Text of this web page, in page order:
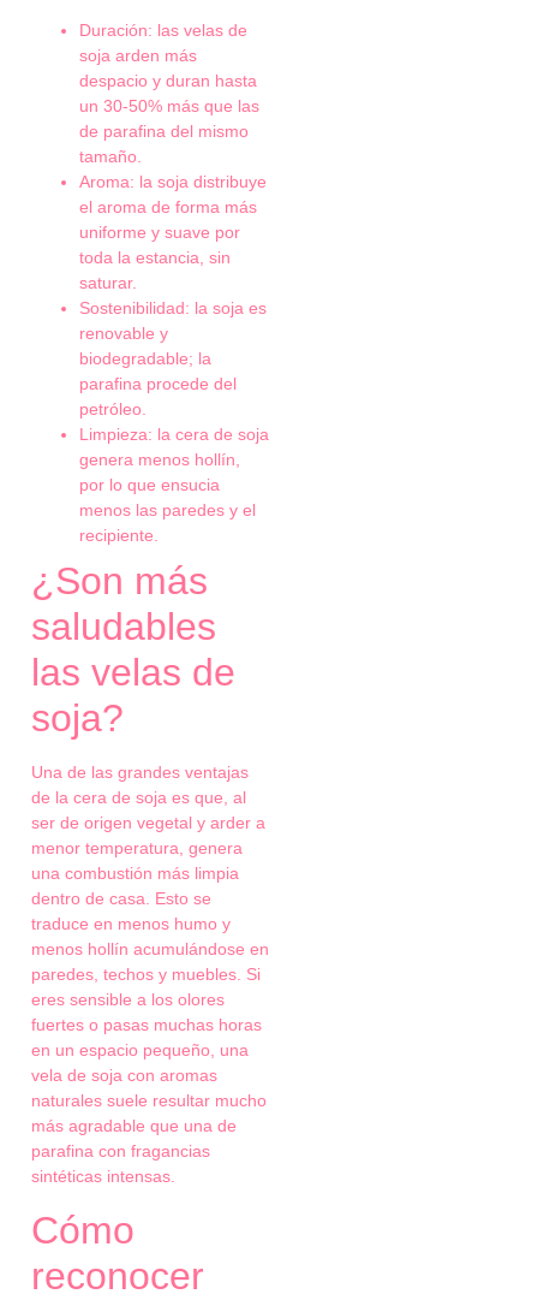
Duración: las velas de
soja arden más
despacio y duran hasta
un 30-50% más que las
de parafina del mismo
tamaño.
Aroma: la soja distribuye
el aroma de forma más
uniforme y suave por
toda la estancia, sin
saturar.
Sostenibilidad: la soja es
renovable y
biodegradable; la
parafina procede del
petróleo.
Limpieza: la cera de soja
genera menos hollín,
por lo que ensucia
menos las paredes y el
recipiente.
¿Son más
saludables
las velas de
soja?
Una de las grandes ventajas
de la cera de soja es que, al
ser de origen vegetal y arder a
menor temperatura, genera
una combustión más limpia
dentro de casa. Esto se
traduce en menos humo y
menos hollín acumulándose en
paredes, techos y muebles. Si
eres sensible a los olores
fuertes o pasas muchas horas
en un espacio pequeño, una
vela de soja con aromas
naturales suele resultar mucho
más agradable que una de
parafina con fragancias
sintéticas intensas.
Cómo
reconocer